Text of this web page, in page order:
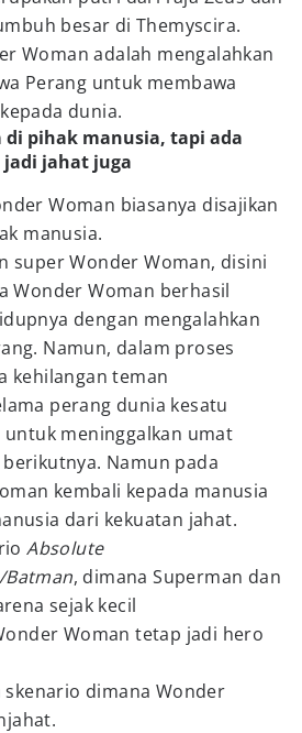
besar di Themyscira.
Woman adalah mengalahkan
Perang untuk membawa
dunia.
di pihak manusia, tapi ada
jahat juga
Woman biasanya disajikan
manusia.
super Wonder Woman, disini
Wonder Woman berhasil
dengan mengalahkan
Namun, dalam proses
kehilangan teman
perang dunia kesatu
meninggalkan umat
Namun pada
kembali kepada manusia
dari kekuatan jahat.
Absolute
, dimana Superman dan
sejak kecil
Woman tetap jadi hero
skenario dimana Wonder